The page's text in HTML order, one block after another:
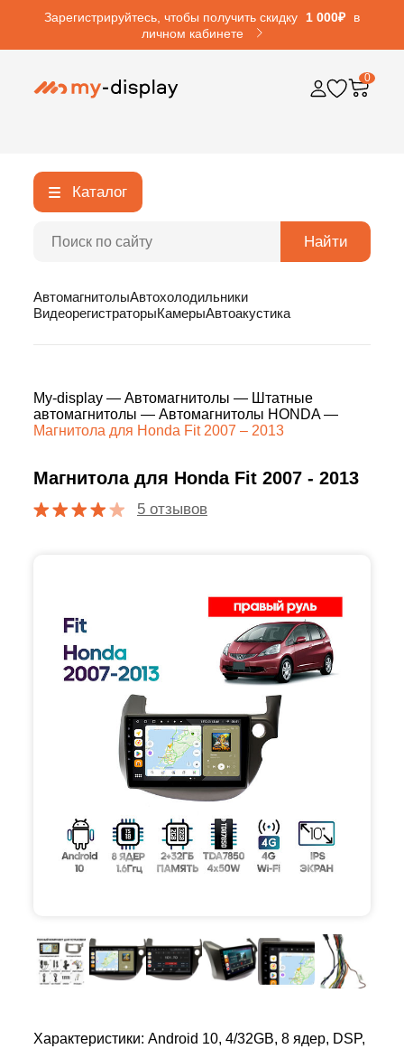
Зарегистрируйтесь, чтобы получить скидку 1 000₽
в
личном кабинете
0
Каталог
Найти
АвтомагнитолыАвтохолодильники
ВидеорегистраторыКамерыАвтоакустика
My-display — Автомагнитолы — Штатные
автомагнитолы — Автомагнитолы HONDA—
Магнитола для Honda Fit 2007 – 2013
Магнитола для Honda Fit 2007 - 2013
5 отзывов
Характеристики: Android 10, 4/32GB, 8 ядер, DSP,